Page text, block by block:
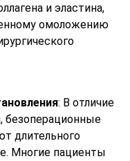
и эластина,
омоложению
: В отличие
безоперационные
длительного
Многие пациенты